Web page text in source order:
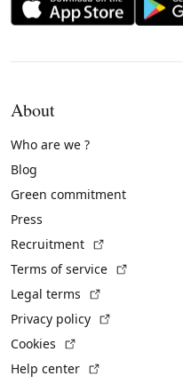
About
Who are we ?
Blog
Green commitment
Press
Recruitment
Terms of service
Legal terms
Privacy policy
Cookies
Help center